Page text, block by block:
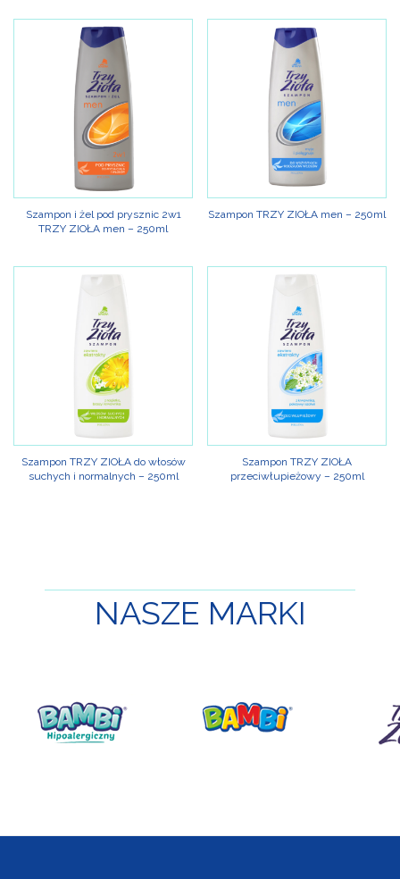
Szampon i żel pod prysznic 2w1
TRZY ZIOŁA men – 250ml
Szampon TRZY ZIOŁA men – 250ml
Szampon TRZY ZIOŁA do włosów
suchych i normalnych – 250ml
Szampon TRZY ZIOŁA
przeciwłupieżowy – 250ml
NASZE MARKI